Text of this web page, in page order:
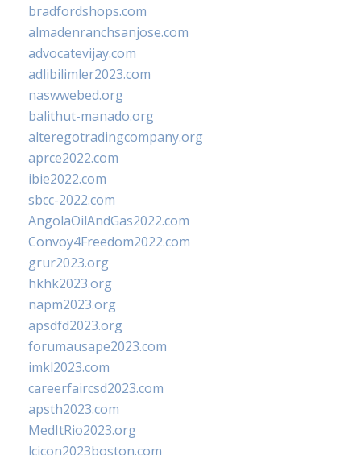
bradfordshops.com
almadenranchsanjose.com
advocatevijay.com
adlibilimler2023.com
naswwebed.org
balithut-manado.org
alteregotradingcompany.org
aprce2022.com
ibie2022.com
sbcc-2022.com
AngolaOilAndGas2022.com
Convoy4Freedom2022.com
grur2023.org
hkhk2023.org
napm2023.org
apsdfd2023.org
forumausape2023.com
imkl2023.com
careerfaircsd2023.com
apsth2023.com
MedItRio2023.org
lcicon2023boston.com